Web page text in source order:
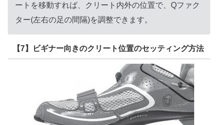
ートを移動すれば、クリート内外の位置で、Qファク
ター(左右の足の間隔)を調整できます。
【7】ビギナー向きのクリート位置のセッティング方法